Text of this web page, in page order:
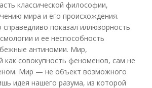
классической философии,
мира и его происхождения.
показал иллюзорность
и ее неспособность
антиномии. Мир,
как совокупность феноменов, сам не
Мир — не объект возможного
идея нашего разума, из которой